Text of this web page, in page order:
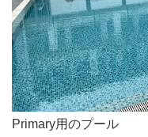
Primary用のプール